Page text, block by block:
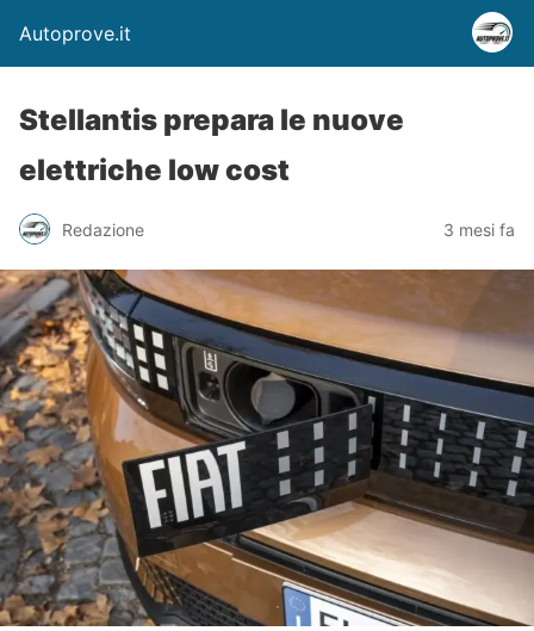
Autoprove.it
Stellantis prepara le nuove
elettriche low cost
Redazione 3 mesi fa